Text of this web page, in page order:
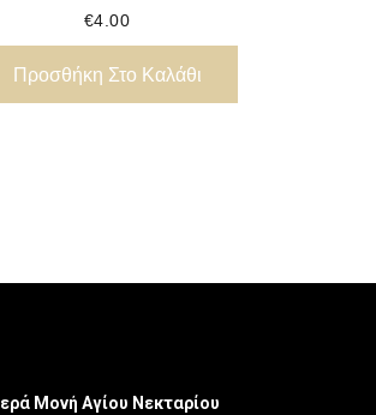
€4.00
Προσθήκη Στο Καλάθι
Ιερά Μονή Αγίου Νεκταρίου